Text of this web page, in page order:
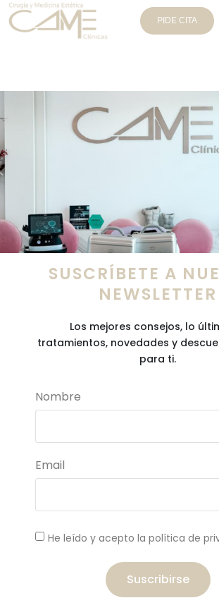
PIDE CITA
SUSCRÍBETE A
NEWSLETTER
Los mejores consejos, lo
tratamientos, novedades y
para ti.
Nombre
Email
He leído y acepto la política de
Suscribirse